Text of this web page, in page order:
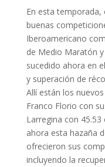
En esta
buenas
Iberoamericano
de Medio Maratón
sucedido ahora en
y superación de
Allí están los
Franco Florio con
Larregina con
ahora esta hazaña
ofrecieron sus
incluyendo la